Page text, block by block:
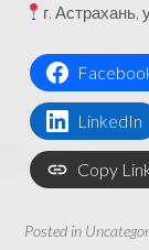
г. Астрахань,
LinkedIn
Copy
Posted in